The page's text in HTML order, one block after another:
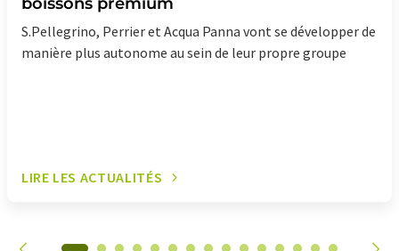
S.Pellegrino, Perrier et Acqua Panna vont se développer de
manière plus autonome au sein de leur propre groupe
LIRE LES ACTUALITÉS